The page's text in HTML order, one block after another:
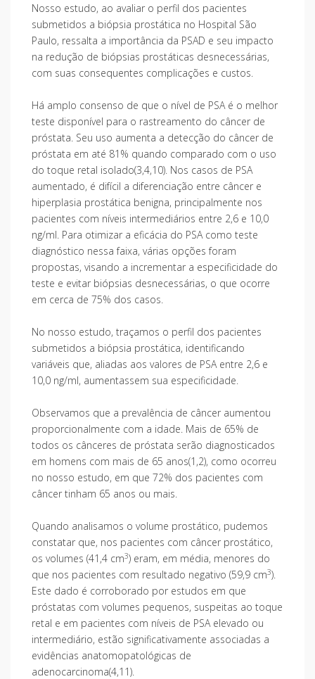
Nosso estudo, ao avaliar o perfil dos pacientes
submetidos a biópsia prostática no Hospital São
Paulo, ressalta a importância da PSAD e seu impacto
na redução de biópsias prostáticas desnecessárias,
com suas consequentes complicações e custos.
Há amplo consenso de que o nível de PSA é o melhor
teste disponível para o rastreamento do câncer de
próstata. Seu uso aumenta a detecção do câncer de
próstata em até 81% quando comparado com o uso
do toque retal isolado(3,4,10). Nos casos de PSA
aumentado, é difícil a diferenciação entre câncer e
hiperplasia prostática benigna, principalmente nos
pacientes com níveis intermediários entre 2,6 e 10,0
ng/ml. Para otimizar a eficácia do PSA como teste
diagnóstico nessa faixa, várias opções foram
propostas, visando a incrementar a especificidade do
teste e evitar biópsias desnecessárias, o que ocorre
em cerca de 75% dos casos.
No nosso estudo, traçamos o perfil dos pacientes
submetidos a biópsia prostática, identificando
variáveis que, aliadas aos valores de PSA entre 2,6 e
10,0 ng/ml, aumentassem sua especificidade.
Observamos que a prevalência de câncer aumentou
proporcionalmente com a idade. Mais de 65% de
todos os cânceres de próstata serão diagnosticados
em homens com mais de 65 anos(1,2), como ocorreu
no nosso estudo, em que 72% dos pacientes com
câncer tinham 65 anos ou mais.
Quando analisamos o volume prostático, pudemos
constatar que, nos pacientes com câncer prostático,
os volumes (41,4 cm3) eram, em média, menores do
que nos pacientes com resultado negativo (59,9 cm3).
Este dado é corroborado por estudos em que
próstatas com volumes pequenos, suspeitas ao toque
retal e em pacientes com níveis de PSA elevado ou
intermediário, estão significativamente associadas a
evidências anatomopatológicas de
adenocarcinoma(4,11).